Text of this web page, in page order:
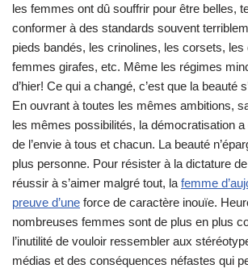
les femmes ont dû souffrir pour être belles,
conformer à des standards souvent
pieds bandés, les crinolines, les corsets, les
femmes girafes, etc. Même les régimes
d’hier! Ce qui a changé, c’est que la beauté
En ouvrant à toutes les mêmes ambitions,
les mêmes possibilités, la démocratisation
de l’envie à tous et chacun. La beauté
plus personne. Pour résister à la dictature
réussir à s’aimer malgré tout, la femme
preuve d’une force de caractère inouïe.
nombreuses femmes sont de plus en plus
l’inutilité de vouloir ressembler aux
médias et des conséquences néfastes qui